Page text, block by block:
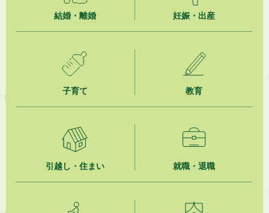
結婚・離婚 妊娠・出産
子育て 教育
引越し・住まい 就職・退職